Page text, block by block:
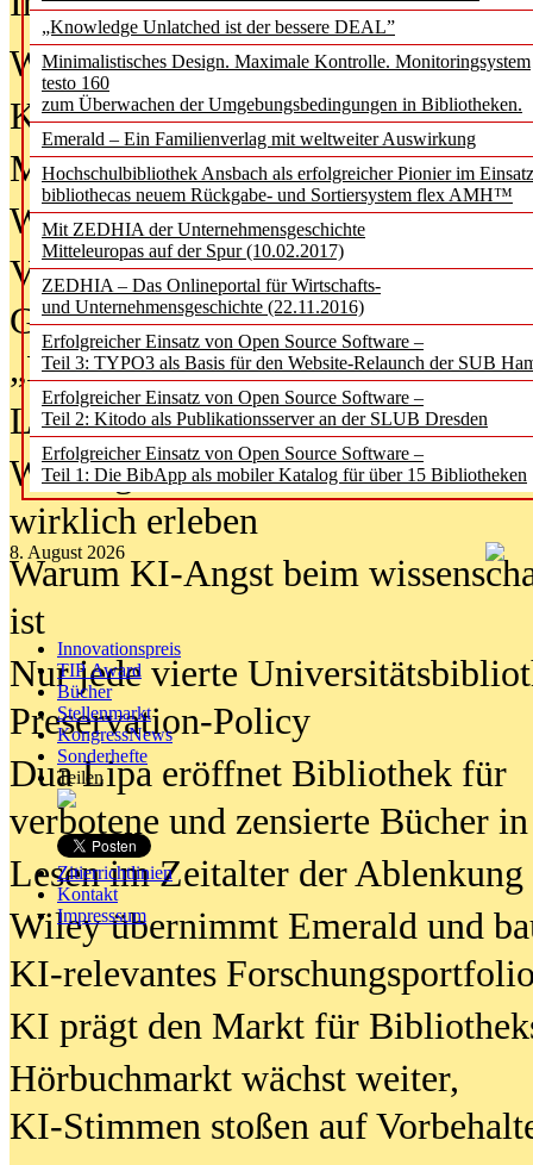
„Knowledge Unlatched ist der bessere DEAL”
Minimalistisches Design. Maximale Kontrolle. Monitoringsystem
testo 160
zum Überwachen der Umgebungsbedingungen in Bibliotheken.
Emerald – Ein Familienverlag mit weltweiter Auswirkung
Hochschulbibliothek Ansbach als erfolgreicher Pionier im
bibliothecas neuem Rückgabe- und Sortiersystem flex AMH™
Mit ZEDHIA der Unternehmensgeschichte
Mitteleuropas auf der Spur (10.02.2017)
ZEDHIA – Das Onlineportal für Wirtschafts-
und Unternehmensgeschichte (22.11.2016)
Erfolgreicher Einsatz von Open Source Software –
Teil 3: TYPO3 als Basis für den Website-Relaunch der SUB
Erfolgreicher Einsatz von Open Source Software –
Teil 2: Kitodo als Publikationsserver an der SLUB Dresden
Erfolgreicher Einsatz von Open Source Software –
Teil 1: Die BibApp als mobiler Katalog für über 15 Bibliotheken
8. August 2026
Innovationspreis
TIP Award
Bücher
Stellenmarkt
KongressNews
Sonderhefte
Teilen
Zitierrichtlinien
Kontakt
Impresssum
Was Hochschul­bibliotheken von
Kinder in der digitalen Welt
Metadaten als Infrastruktur
Wenn Bots katalogisieren
Von Abschlusskleidern bis
Geisterjagd-Ausrüstung in der
„Library of Things“ unterwegs
Lesen als Infrastrukturaufgabe
Wie Jugendliche Social Media
wirklich erleben
Warum KI-Angst beim
ist
Nur jede vierte
Preservation-Policy
Dua Lipa eröffnet Bibliothek für
verbotene und zensierte Bücher
Lesen im Zeitalter der Ablenkung
Wiley übernimmt Emerald und
KI-relevantes
KI prägt den Markt für
Hörbuchmarkt wächst weiter,
KI-Stimmen stoßen auf